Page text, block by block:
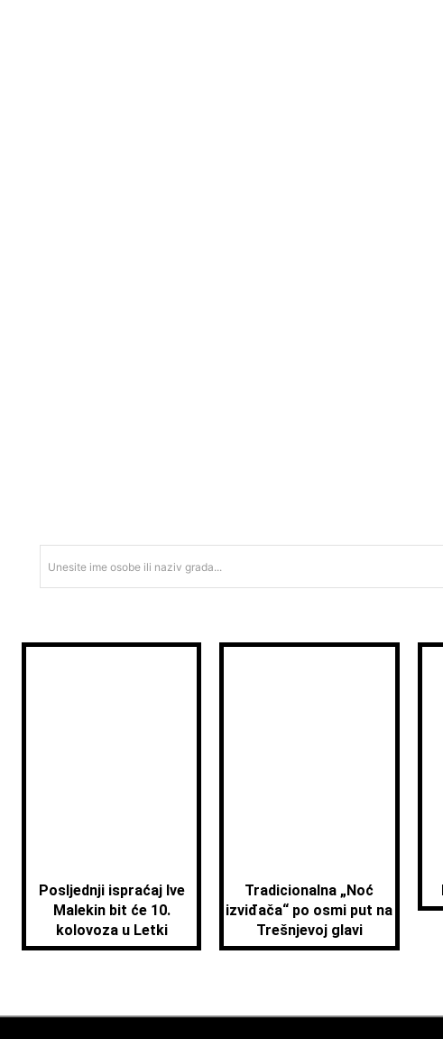
Unesite ime osobe ili naziv grada...
Posljednji ispraćaj Ive
Malekin bit će 10.
kolovoza u Letki
Tradicionalna „Noć
izviđača“ po osmi put na
Trešnjevoj glavi